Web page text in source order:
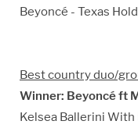
Beyoncé - Texas
Best country duo/
Winner: Beyoncé ft
Kelsea Ballerini With